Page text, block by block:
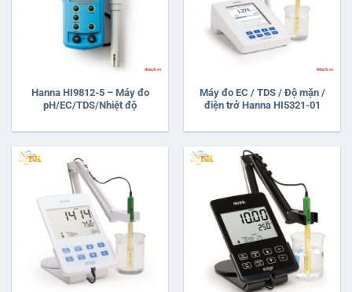
Hanna HI9812-5 – Máy đo
pH/EC/TDS/Nhiệt độ
Máy đo EC / TDS / Độ mặn /
điện trở Hanna HI5321-01